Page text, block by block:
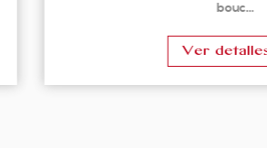
bouc...
Ver detalles